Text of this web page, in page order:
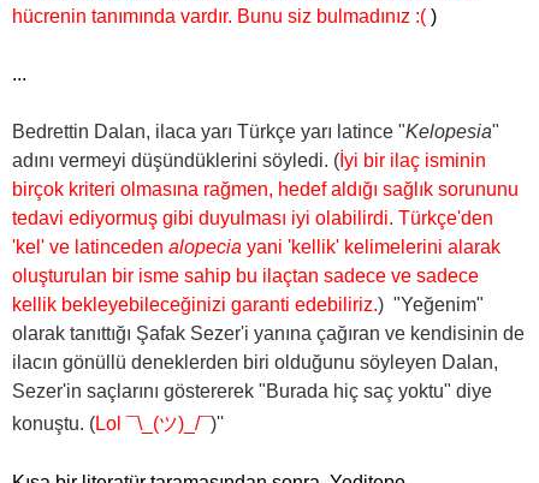
hücrenin tanımında vardır. Bunu siz bulmadınız :( )
...
Bedrettin Dalan, ilaca yarı Türkçe yarı latince "Kelopesia"
adını vermeyi düşündüklerini söyledi. ( İyi bir ilaç isminin
birçok kriteri olmasına rağmen, hedef aldığı sağlık sorununu
tedavi ediyormuş gibi duyulması iyi olabilirdi. Türkçe'den
'kel' ve latinceden alopecia yani 'kellik' kelimelerini alarak
oluşturulan bir isme sahip bu ilaçtan sadece ve sadece
kellik bekleyebileceğinizi garanti edebiliriz.) "Yeğenim"
olarak tanıttığı Şafak Sezer'i yanına çağıran ve kendisinin de
ilacın gönüllü deneklerden biri olduğunu söyleyen Dalan,
Sezer'in saçlarını göstererek "Burada hiç saç yoktu" diye
konuştu. (Lol¯\_(ツ)_/¯)''